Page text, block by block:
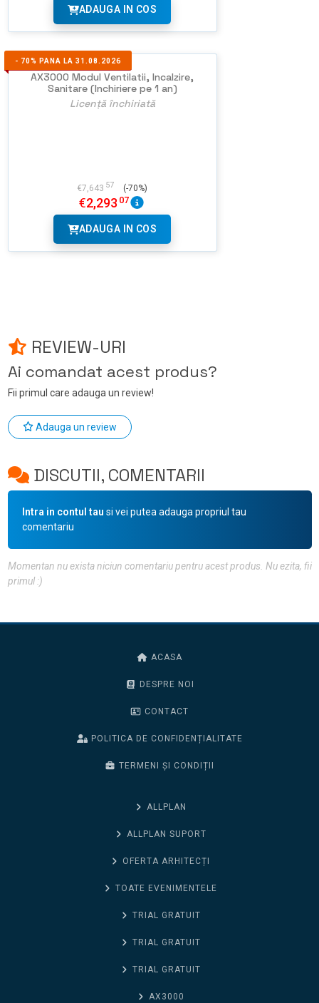
ADAUGA IN COS
- 70% PANA LA 31.08.2026
AX3000 Modul Ventilatii, Incalzire,
Sanitare (Inchiriere pe 1 an)
Licență închiriată
€7,643 57 (-70%)
€2,293 07
ADAUGA IN COS
REVIEW-URI
Ai comandat acest produs?
Fii primul care adauga un review!
Adauga un review
DISCUTII, COMENTARII
Intra in contul tau si vei putea adauga propriul tau
comentariu
Momentan nu exista niciun comentariu pentru acest produs. Nu ezita, fii
primul :)
ACASA
DESPRE NOI
CONTACT
POLITICA DE CONFIDENȚIALITATE
TERMENI ȘI CONDIȚII
ALLPLAN
ALLPLAN SUPORT
OFERTA ARHITECȚI
TOATE EVENIMENTELE
TRIAL GRATUIT
TRIAL GRATUIT
TRIAL GRATUIT
AX3000